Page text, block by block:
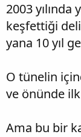
2003
keşfettiği
yana 10 yıl
O tünelin
ve önünde
Ama bu bir